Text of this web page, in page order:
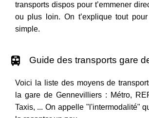
transports dispos pour t’emmener
ou plus loin. On t’explique tout
simple.
Guide des transports gare
Voici la liste des moyens de
la gare de Gennevilliers : Métro,
Taxis, ... On appelle "l'intermodalité"